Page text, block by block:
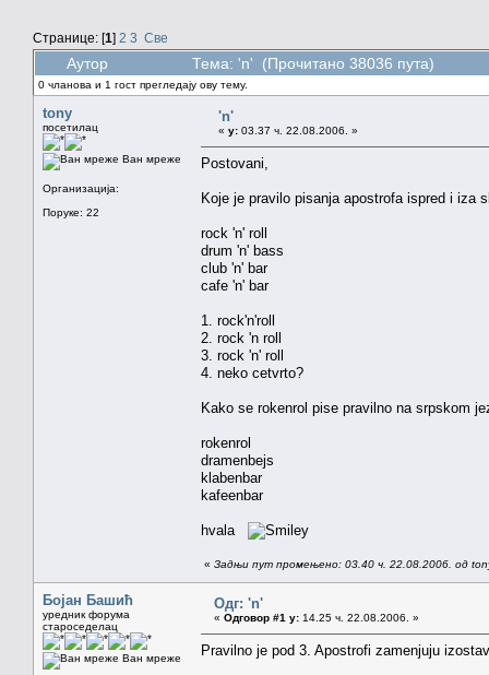
Странице: [1] 2 3 Све
Аутор Тема: 'n' (Прочитано 38036 пута)
0 чланова и 1 гост прегледају ову тему.
tony
посетилац
Ван мреже
Организација:
Поруке: 22
'n'
« у: 03.37 ч. 22.08.2006. »
Postovani,
Koje je pravilo pisanja apostrofa ispred i iza
rock 'n' roll
drum 'n' bass
club 'n' bar
cafe 'n' bar
1. rock'n'roll
2. rock 'n roll
3. rock 'n' roll
4. neko cetvrto?
Kako se rokenrol pise pravilno na srpskom
rokenrol
dramenbejs
klabenbar
kafeenbar
hvala
« Задњи пут промењено: 03.40 ч. 22.08.2006. од
Бојан Башић
уредник форума
староседелац
Ван мреже
Одг: 'n'
« Одговор #1 у: 14.25 ч. 22.08.2006. »
Pravilno je pod 3. Apostrofi zamenjuju